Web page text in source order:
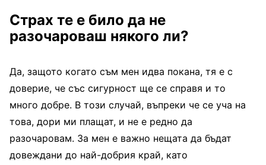
Страх те е било да не
разочароваш някого ли?
Да, защото когато съм мен идва покана, тя е с
доверие, че със сигурност ще се справя и то
много добре. В този случай, въпреки че се уча на
това, дори ми плащат, и не е редно да
разочаровам. За мен е важно нещата да бъдат
довеждани до най-добрия край, като